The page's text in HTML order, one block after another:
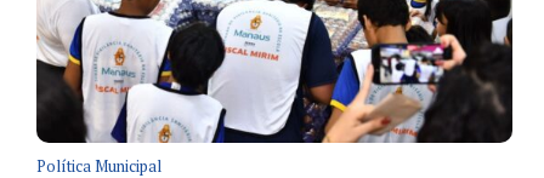
Política Municipal